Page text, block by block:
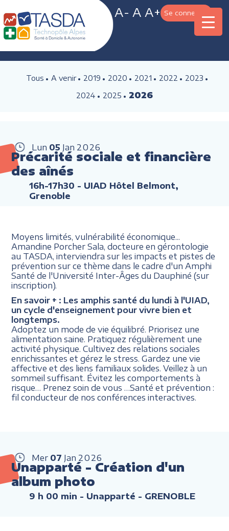
A- A A+ Se connecter
Tous A venir 2019 2020 2021 2022
2023
2024
2025 2026
Lun 05 Jan 2026
Précarité sociale et financière
des aînés
16h-17h30 - UIAD Hôtel Belmont,
Grenoble
Moyens limités, vulnérabilité économique...
Amandine Porcher Sala, docteure en gérontologie
au TASDA, interviendra sur les impacts et pistes de
prévention sur ce thème dans le cadre d'un Amphi
Santé de l'Université Inter-Âges du Dauphiné (sur
inscription).
En savoir + : Les amphis santé du lundi à l'UIAD,
un cycle d'enseignement pour vivre bien et
longtemps.
Adoptez un mode de vie équilibré. Priorisez une
alimentation saine. Pratiquez régulièrement une
activité physique. Cultivez des relations sociales
enrichissantes et gérez le stress. Gardez une vie
affective et des liens familiaux solides. Veillez à un
sommeil suffisant. Évitez les comportements à
risque… Prenez soin de vous …Santé et prévention :
fil conducteur de nos conférences interactives.
Mer 07 Jan 2026
Unapparté - Création d'un
album photo
9 h 00 min - Unapparté - GRENOBLE